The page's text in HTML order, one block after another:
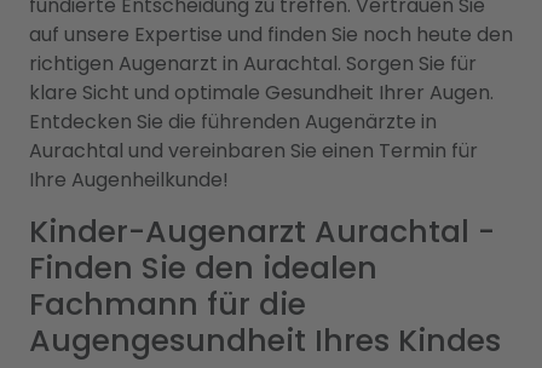
auf unsere Expertise und finden Sie noch heute den
richtigen Augenarzt in Aurachtal. Sorgen Sie für
klare Sicht und optimale Gesundheit Ihrer Augen.
Entdecken Sie die führenden Augenärzte in
Aurachtal und vereinbaren Sie einen Termin für
Ihre Augenheilkunde!
Kinder-Augenarzt Aurachtal -
Finden Sie den idealen
Fachmann für die
Augengesundheit Ihres Kindes